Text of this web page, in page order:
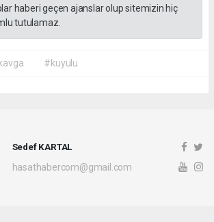
haberi geçen ajanslar olup sitemizin hiç
tutulamaz.
#kuyulu
Sedef KARTAL
hasathabercom@gmail.com